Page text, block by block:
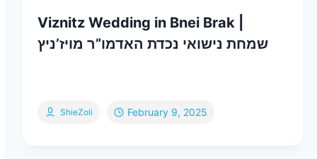
Viznitz Wedding in Bnei Brak |
שמחת נישואי נכדת האדמו”ר מויז’ניץ
ShieZoli February 9, 2025